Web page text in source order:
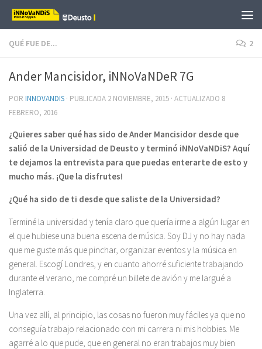
Saltar al contenido
QUÉ FUE DE... 2
Ander Mancisidor, iNNoVaNDeR 7G
POR INNOVANDIS · PUBLICADA 2 NOVIEMBRE, 2015 · ACTUALIZADO 8
FEBRERO, 2016
¿Quieres saber qué has sido de Ander Mancisidor desde que
salió de la Universidad de Deusto y terminó iNNoVaNDiS? Aquí
te dejamos la entrevista para que puedas enterarte de esto y
mucho más. ¡Que la disfrutes!
¿Qué ha sido de ti desde que saliste de la Universidad?
Terminé la universidad y tenía claro que quería irme a algún lugar en
el que hubiese una buena escena de música. Soy DJ y no hay nada
que me guste más que pinchar, organizar eventos y la música en
general. Escogí Londres, y en cuanto ahorré suficiente trabajando
durante el verano, me compré un billete de avión y me largué a
Inglaterra.
Una vez allí, al principio, las cosas no fueron muy fáciles ya que no
conseguía trabajo relacionado con mi carrera ni mis hobbies. Me
agarré a lo que pude, que en general no eran trabajos muy bien